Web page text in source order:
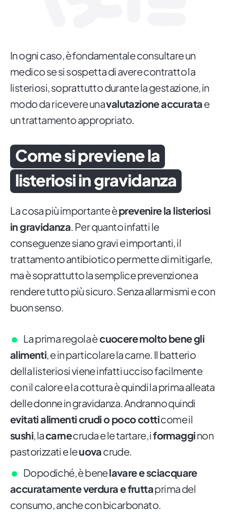
In ogni caso, è fondamentale consultare un
medico se si sospetta di avere contratto la
listeriosi, soprattutto durante la gestazione, in
modo da ricevere unavalutazione accuratae
un trattamento appropriato.
Come si previene la
listeriosi in gravidanza
La cosa più importante èprevenire la listeriosi
in gravidanza. Per quanto infatti le
conseguenze siano gravi e importanti, il
trattamento antibiotico permette di mitigarle,
ma è soprattutto la semplice prevenzione a
rendere tutto più sicuro. Senza allarmismi e con
buon senso.
La prima regola ècuocere molto bene gli
alimenti, e in particolare la carne. Il batterio
della listeriosi viene infatti ucciso facilmente
con il calore e la cottura è quindi la prima alleata
delle donne in gravidanza. Andranno quindi
evitati alimenti crudi o poco cotticome il
sushi, lacarnecruda e le tartare, iformagginon
pastorizzati e leuovacrude.
Dopodiché, è benelavare e sciacquare
accuratamente verdura e fruttaprima del
consumo, anche con bicarbonato.